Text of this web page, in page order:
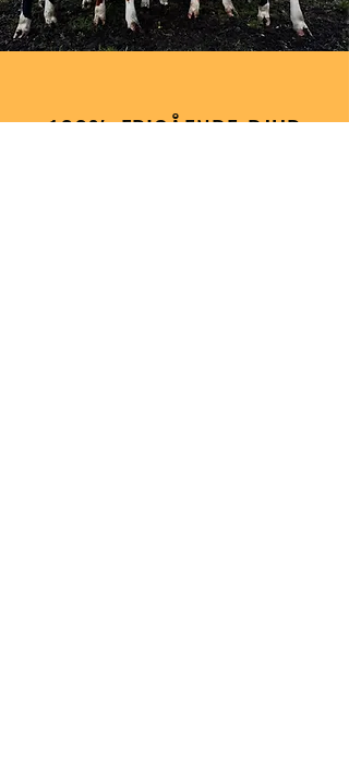
100% FRIGÅENDE DJUR